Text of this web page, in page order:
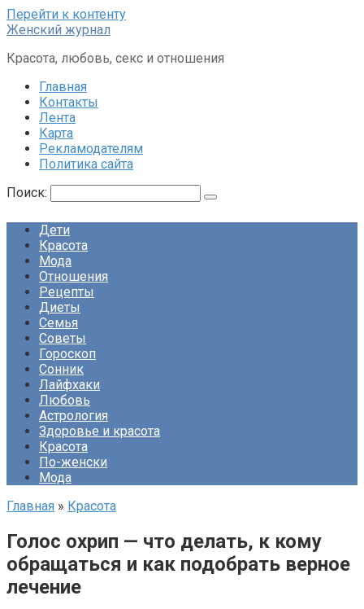
Перейти к контенту
Женский журнал
Красота, любовь, секс и отношения
Главная
Контакты
Лента
Карта
Рекламодателям
Политика сайта
Поиск:
Дети
Красота
Мода
Отношения
Рецепты
Диеты
Семья
Советы
Гороскоп
Сонник
Лайфхаки
Любовь
Астрология
Здоровье и красота
Красота
По-женски
Мода
Главная » Красота
Голос охрип — что делать, к кому
обращаться и как подобрать верное
лечение